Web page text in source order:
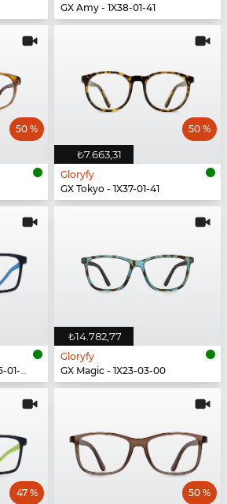
GX Amy - 1X38-01-41
50 %
₺7.663,31
50 %
Gloryfy
GX Tokyo - 1X37-01-41
00
₺14.782,77
Gloryfy
GX Magic - 1X23-03-00
47 % 50 %